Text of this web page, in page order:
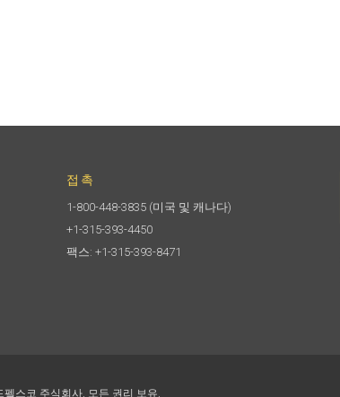
접촉
1-800-448-3835 (미국 및 캐나다)
+1-315-393-4450
팩스: +1-315-393-8471
스코 주식회사. 모든 권리 보유.